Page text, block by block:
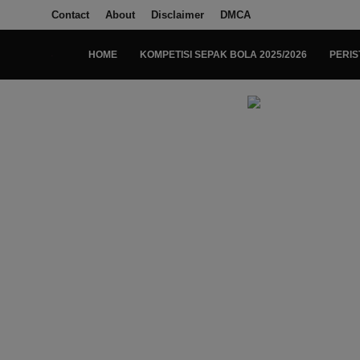
Contact About Disclaimer DMCA
HOME KOMPETISI SEPAK BOLA 2025/2026